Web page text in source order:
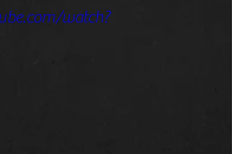
watch?